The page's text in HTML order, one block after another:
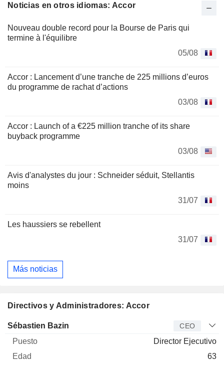
Noticias en otros idiomas: Accor
Nouveau double record pour la Bourse de Paris qui
termine à l'équilibre
05/08
Accor : Lancement d’une tranche de 225 millions d’euros
du programme de rachat d’actions
03/08
Accor : Launch of a €225 million tranche of its share
buyback programme
03/08
Avis d'analystes du jour : Schneider séduit, Stellantis
moins
31/07
Les haussiers se rebellent
31/07
Más noticias
Directivos y Administradores: Accor
Director Puesto
Sébastien Bazin CEO
Director Ejecutivo
63